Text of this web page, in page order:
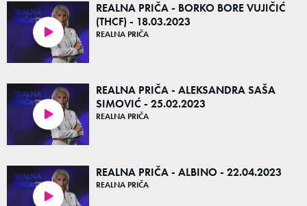
REALNA PRIČA - BORKO BORE VUJIČIĆ
(THCF) - 18.03.2023
REALNA PRIČA
REALNA PRIČA - ALEKSANDRA SAŠA
SIMOVIĆ - 25.02.2023
REALNA PRIČA
REALNA PRIČA - ALBINO - 22.04.2023
REALNA PRIČA